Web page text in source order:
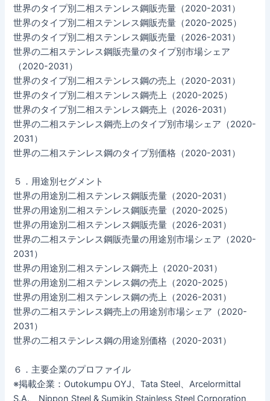
世界のタイプ別二相ステンレス鋼販売量（2020-2031）
世界のタイプ別二相ステンレス鋼販売量（2020-2025）
世界のタイプ別二相ステンレス鋼販売量（2026-2031）
世界の二相ステンレス鋼販売量のタイプ別市場シェア
（2020-2031）
世界のタイプ別二相ステンレス鋼の売上（2020-2031）
世界のタイプ別二相ステンレス鋼売上（2020-2025）
世界のタイプ別二相ステンレス鋼売上（2026-2031）
世界の二相ステンレス鋼売上のタイプ別市場シェア（2020-
2031）
世界の二相ステンレス鋼のタイプ別価格（2020-2031）
５．用途別セグメント
世界の用途別二相ステンレス鋼販売量（2020-2031）
世界の用途別二相ステンレス鋼販売量（2020-2025）
世界の用途別二相ステンレス鋼販売量（2026-2031）
世界の二相ステンレス鋼販売量の用途別市場シェア（2020-
2031）
世界の用途別二相ステンレス鋼売上（2020-2031）
世界の用途別二相ステンレス鋼の売上（2020-2025）
世界の用途別二相ステンレス鋼の売上（2026-2031）
世界の二相ステンレス鋼売上の用途別市場シェア（2020-
2031）
世界の二相ステンレス鋼の用途別価格（2020-2031）
６．主要企業のプロファイル
※掲載企業：Outokumpu OYJ、Tata Steel、Arcelormittal
S.A.、Nippon Steel & Sumikin Stainless Steel Corporation、